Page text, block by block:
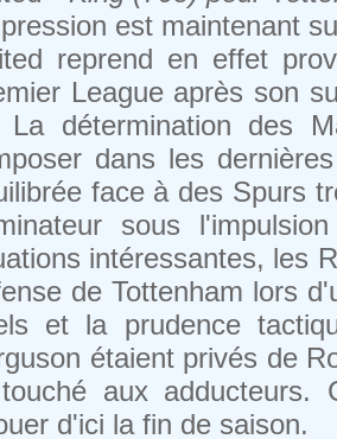
est maintenant
reprend en effet
League après son
La détermination des
dans les
face à des Spurs
sous
intéressantes, les
de Tottenham lors
et la prudence
étaient privés de
aux adducteurs.
d'ici la fin de saison.